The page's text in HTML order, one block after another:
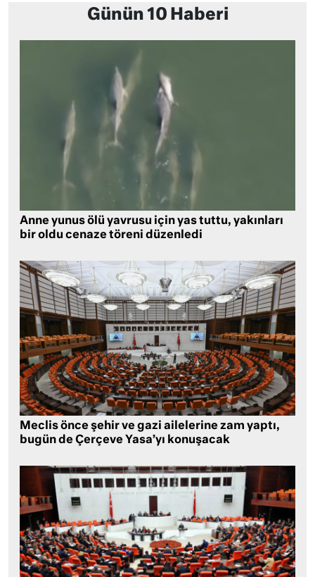
Günün 10 Haberi
Anne yunus ölü yavrusu için yas tuttu, yakınları
bir oldu cenaze töreni düzenledi
Meclis önce şehir ve gazi ailelerine zam yaptı,
bugün de Çerçeve Yasa’yı konuşacak